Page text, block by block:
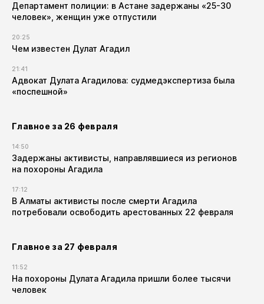
Департамент полиции: в Астане задержаны «25-30
человек», женщин уже отпустили
20:25
Чем известен Дулат Агадил​
21:41
Адвокат Дулата Агадилова: судмедэкспертиза была
«поспешной»
Главное за 26 февраля
14:50
Задержаны активисты, направлявшиеся из регионов
на похороны Агадила
17:12
В Алматы активисты после смерти Агадила
потребовали освободить арестованных 22 февраля
Главное за 27 февраля
11:52
​На похороны Дулата Агадила пришли более тысячи
человек